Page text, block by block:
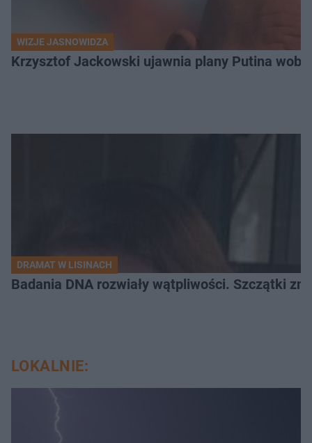
WIZJE JASNOWIDZA
Krzysztof Jackowski ujawnia plany Putina
DRAMAT W LISINACH
Badania DNA rozwiały wątpliwości. Szczątki
LOKALNIE: